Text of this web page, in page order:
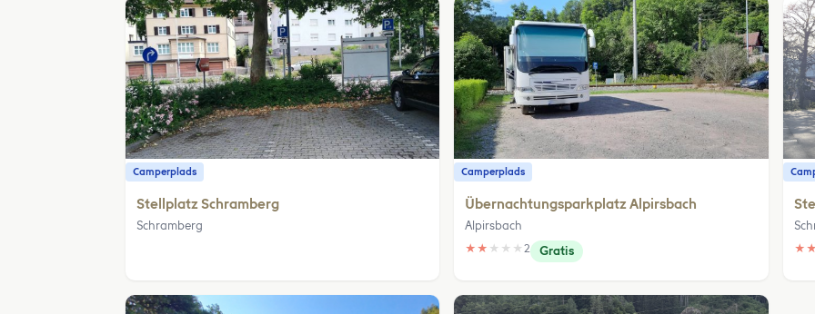
Camperplads
Stellplatz Schramberg
Schramberg
Camperplads
Übernachtungsparkplatz Alpirsbach
Alpirsbach
★ ★ ★ ★ ★2 Gratis ★